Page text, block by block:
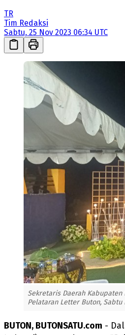
TR
Tim Redaksi
Sabtu, 25 Nov 2023 06:34 UTC
Sekretaris Daerah Kabupaten
Pelataran Letter Buton, Sabtu
BUTON, BUTONSATU.com -